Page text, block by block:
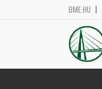
BME.HU